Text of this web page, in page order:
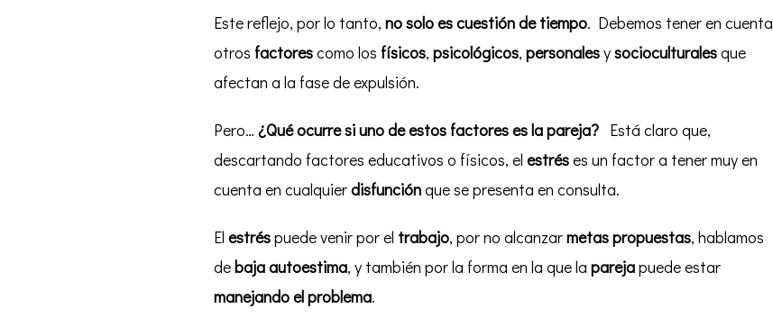
Este reflejo, por lo tanto, no solo es cuestión de tiempo. Debemos tener en cuenta
otros factorescomo los físicos, psicológicos, personalesysocioculturalesque
afectan a la fase de expulsión.
Pero… ¿Qué ocurre si uno de estos factores es la pareja? Está claro que,
descartando factores educativos o físicos, el estréses un factor a tener muy en
cuenta en cualquierdisfunciónque se presenta en consulta.
El estréspuede venir por el trabajo, por no alcanzarmetas propuestas, hablamos
debaja autoestima, y también por la forma en la que la parejapuede estar
manejando el problema.